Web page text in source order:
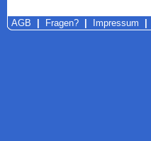
AGB Fragen? Impressum